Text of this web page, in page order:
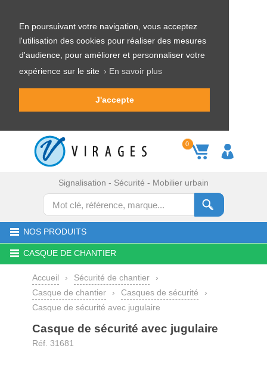
En poursuivant votre navigation, vous acceptez
l'utilisation des cookies pour réaliser des mesures
d'audience, pour améliorer et personnaliser votre
expérience sur le site › En savoir plus
J'accepte
0
Signalisation - Sécurité - Mobilier urbain
NOS PRODUITS
CASQUE DE CHANTIER
Accueil › Sécurité de chantier
›
Casque de chantier
› Casques de sécurité
›
Casque de sécurité avec jugulaire
Casque de sécurité avec jugulaire
Réf. 31681